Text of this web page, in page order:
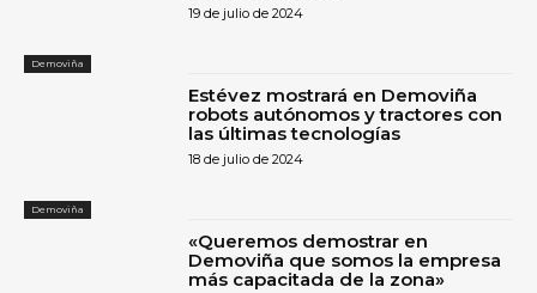
Demoviña
19 de julio de 2024
Demoviña
Estévez mostrará en Demoviña
robots autónomos y tractores con
las últimas tecnologías
18 de julio de 2024
«Queremos demostrar en
Demoviña que somos la empresa
más capacitada de la zona»